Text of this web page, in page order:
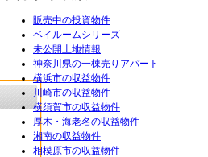
販売中の投資物件
ベイルームシリーズ
未公開土地情報
神奈川県の一棟売りアパート
横浜市の収益物件
川崎市の収益物件
横須賀市の収益物件
厚木・海老名の収益物件
湘南の収益物件
相模原市の収益物件